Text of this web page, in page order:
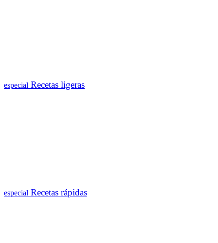
especial Recetas ligeras
especial Recetas rápidas